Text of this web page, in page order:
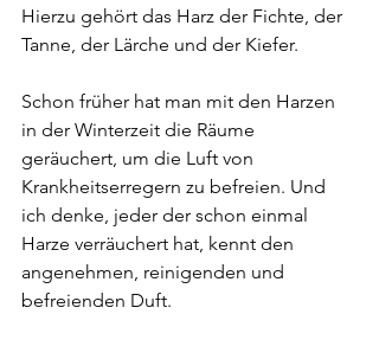
Hierzu gehört das Harz der Fichte, der
Tanne, der Lärche und der Kiefer.
Schon früher hat man mit den Harzen
in der Winterzeit die Räume
geräuchert, um die Luft von
Krankheitserregern zu befreien. Und
ich denke, jeder der schon einmal
Harze verräuchert hat, kennt den
angenehmen, reinigenden und
befreienden Duft.